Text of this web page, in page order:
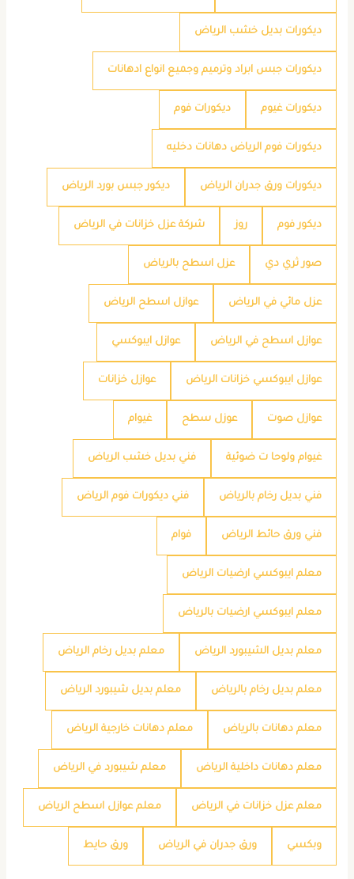
ديكورات بديل خشب الرياض
ديكورات جبس ابراد وترميم وجميع انواع ادهانات
ديكورات غيوم ديكورات فوم
ديكورات فوم الرياض دهانات دخليه
ديكورات ورق جدران الرياض ديكور جبس بورد الرياض
ديكور فوم روز شركة عزل خزانات في الرياض
صور ثري دي عزل اسطح بالرياض
عزل مائي في الرياض عوازل اسطح الرياض
عوازل اسطح في الرياض عوازل ايبوكسي
عوازل ايبوكسي خزانات الرياض عوازل خزانات
عوازل صوت عوزل سطح غيوام
غيوام ولوحا ت ضوئية فني بديل خشب الرياض
فني بديل رخام بالرياض فني ديكورات فوم الرياض
فني ورق حائط الرياض فوام
معلم ايبوكسي ارضيات الرياض
معلم ايبوكسي ارضيات بالرياض
معلم بديل الشيبورد الرياض معلم بديل رخام الرياض
معلم بديل رخام بالرياض معلم بديل شيبورد الرياض
معلم دهانات بالرياض معلم دهانات خارجية الرياض
معلم دهانات داخلية الرياض معلم شيبورد في الرياض
معلم عزل خزانات في الرياض معلم عوازل اسطح الرياض
وبكسي ورق جدران في الرياض ورق حايط